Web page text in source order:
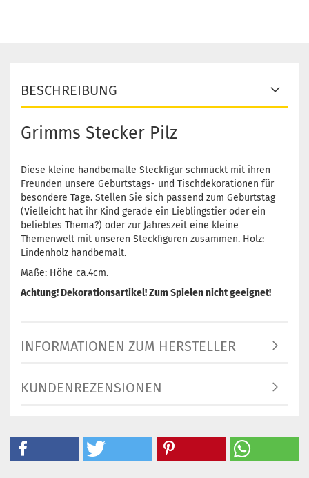
BESCHREIBUNG
Grimms Stecker Pilz
Diese kleine handbemalte Steckfigur schmückt mit ihren
Freunden unsere Geburtstags- und Tischdekorationen für
besondere Tage. Stellen Sie sich passend zum Geburtstag
(Vielleicht hat ihr Kind gerade ein Lieblingstier oder ein
beliebtes Thema?) oder zur Jahreszeit eine kleine
Themenwelt mit unseren Steckfiguren zusammen. Holz:
Lindenholz handbemalt.
Maße: Höhe ca.4cm.
Achtung! Dekorationsartikel! Zum Spielen nicht geeignet!
INFORMATIONEN ZUM HERSTELLER
KUNDENREZENSIONEN